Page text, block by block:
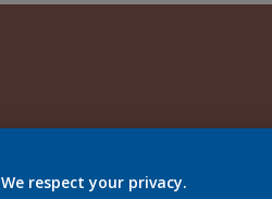
We respect your privacy.